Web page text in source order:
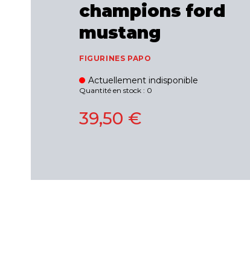
champions ford
mustang
FIGURINES PAPO
Actuellement indisponible
Quantité en stock : 0
39,50 €